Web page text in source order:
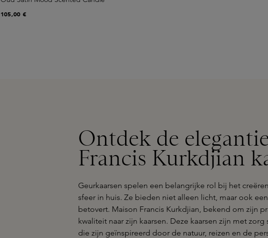
105,00 €
Ontdek de
Francis Kurkdjian
Geurkaarsen spelen een belangrijke rol bij het
sfeer in huis. Ze bieden niet alleen licht, maar ook
betovert. Maison Francis Kurkdjian, bekend om zijn
kwaliteit naar zijn kaarsen. Deze kaarsen zijn met
die zijn geïnspireerd door de natuur, reizen en de